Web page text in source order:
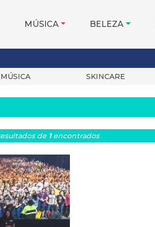
MÚSICA BELEZA
MÚSICA SKINCARE
de 1encontrados